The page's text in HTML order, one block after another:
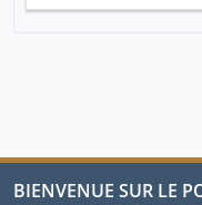
BIENVENUE SUR LE